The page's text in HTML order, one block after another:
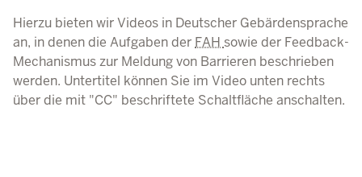
Hierzu bieten wir Videos in Deutscher Gebärdensprache
an, in denen die Aufgaben der FAH sowie der Feedback-
Mechanismus zur Meldung von Barrieren beschrieben
werden. Untertitel können Sie im Video unten rechts
über die mit "CC" beschriftete Schaltfläche anschalten.